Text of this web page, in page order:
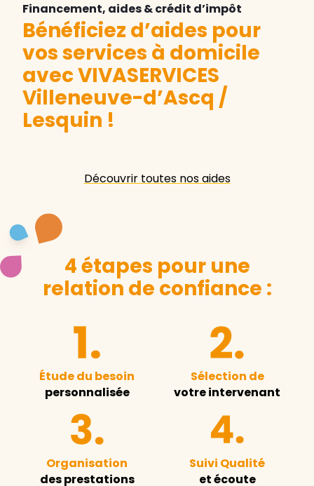
Financement, aides & crédit d’impôt
Bénéficiez d’aides pour
vos services à domicile
avec VIVASERVICES
Villeneuve-d’Ascq /
Lesquin !
Découvrir toutes nos aides
4 étapes pour une
relation de confiance :
Étude du besoin
personnalisée
Sélection de
votre intervenant
Organisation
des prestations
Suivi Qualité
et écoute